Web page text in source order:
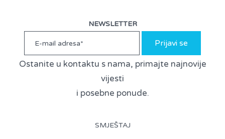
NEWSLETTER
Prijavi se
Ostanite u kontaktu s nama, primajte najnovije
vijesti
i posebne ponude.
SMJEŠTAJ